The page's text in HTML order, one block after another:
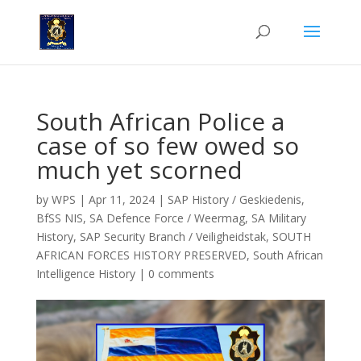
South African Police a
case of so few owed so
much yet scorned
by WPS | Apr 11, 2024| SAP History / Geskiedenis,
BfSS NIS, SA Defence Force / Weermag, SA Military
History, SAP Security Branch / Veiligheidstak, SOUTH
AFRICAN FORCES HISTORY PRESERVED, South African
Intelligence History| 0 comments